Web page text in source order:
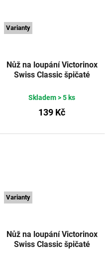
Varianty
Nůž na loupání Victorinox
Swiss Classic špičaté
VICTORINOX
Skladem> 5 ks
139 Kč
Varianty
Nůž na loupání Victorinox
Swiss Classic špičaté